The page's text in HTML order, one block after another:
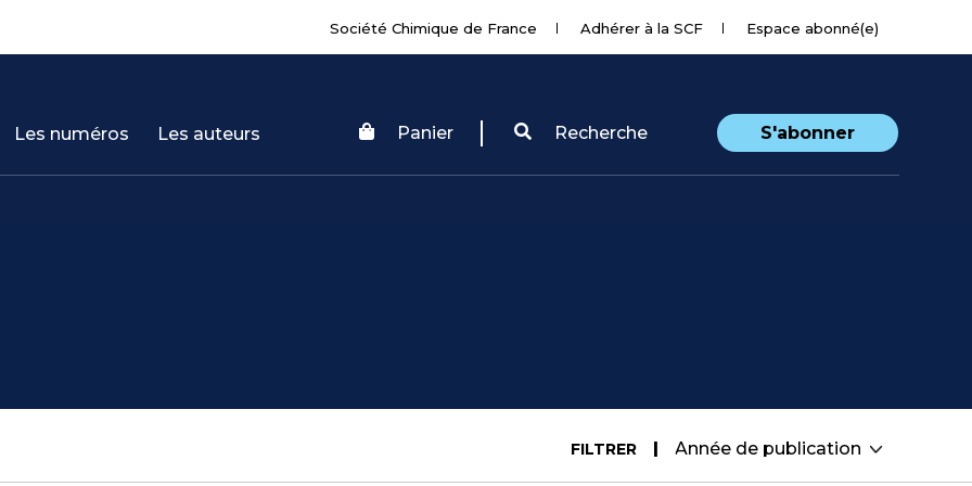
Société Chimique de France Adhérer à la SCF Espace abonné(e)
Les numéros Les auteurs Panier Recherche S'abonner
FILTRER